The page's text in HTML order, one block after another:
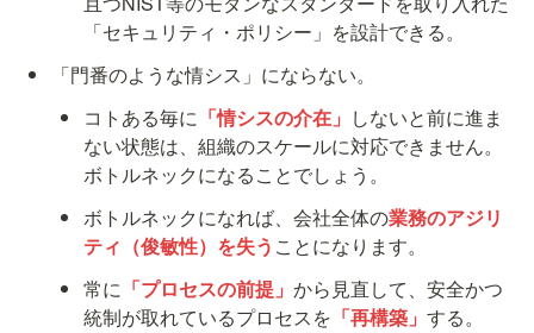
「セキュリティ・ポリシー」を設計できる。
「門番のような情シス」にならない。
コトある毎に 「情シスの介在」 しないと前に進ま
ない状態は、組織のスケールに対応できません。
ボトルネックになることでしょう。
ボトルネックになれば、会社全体の業務のアジリ
ティ（俊敏性）を失う ことになります。
常に 「プロセスの前提」から見直して、安全かつ
統制が取れているプロセスを 「再構築」する。